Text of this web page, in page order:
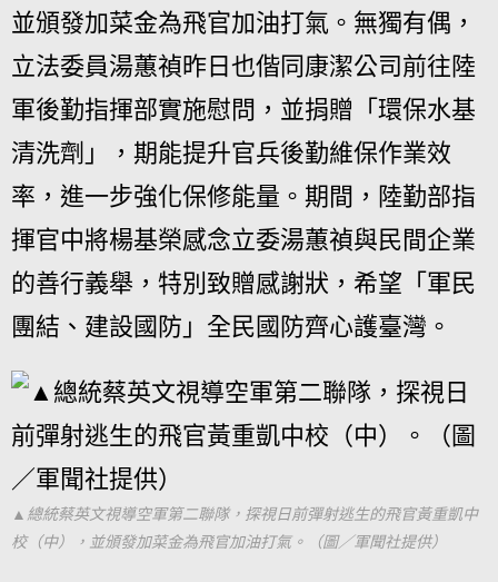
並頒發加菜金為飛官加油打氣。無獨有偶，
立法委員湯蕙禎昨日也偕同康潔公司前往陸
軍後勤指揮部實施慰問，並捐贈「環保水基
清洗劑」，期能提升官兵後勤維保作業效
率，進一步強化保修能量。期間，陸勤部指
揮官中將楊基榮感念立委湯蕙禎與民間企業
的善行義舉，特別致贈感謝狀，希望「軍民
團結、建設國防」全民國防齊心護臺灣。
▲總統蔡英文視導空軍第二聯隊，探視日前彈射逃生的飛官黃重凱中
校（中），並頒發加菜金為飛官加油打氣。（圖／軍聞社提供）